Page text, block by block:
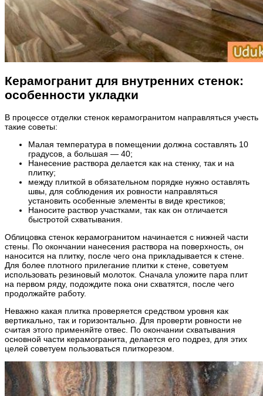
Керамогранит для внутренних стенок:
особенности укладки
В процессе отделки стенок керамогранитом направляться учесть
такие советы:
Малая температура в помещении должна составлять 10
градусов, а большая — 40;
Нанесение раствора делается как на стенку, так и на
плитку;
между плиткой в обязательном порядке нужно оставлять
швы, для соблюдения их ровности направляться
установить особенные элементы в виде крестиков;
Наносите раствор участками, так как он отличается
быстротой схватывания.
Облицовка стенок керамогранитом начинается с нижней части
стены. По окончании нанесения раствора на поверхность, он
наносится на плитку, после чего она прикладывается к стене.
Для более плотного прилегание плитки к стене, советуем
использовать резиновый молоток. Сначала уложите пара плит
на первом ряду, подождите пока они схватятся, после чего
продолжайте работу.
Неважно какая плитка проверяется средством уровня как
вертикально, так и горизонтально. Для проверти ровности не
считая этого применяйте отвес. По окончании схватывания
основной части керамогранита, делается его подрез, для этих
целей советуем пользоваться плиткорезом.